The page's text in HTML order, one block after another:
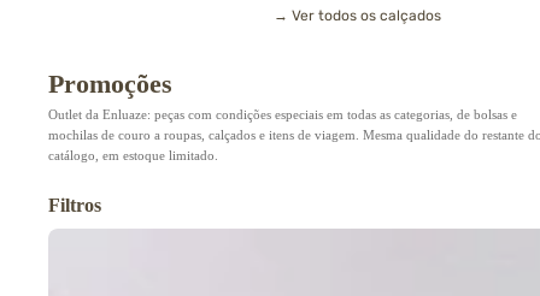
→ Ver todos os calçados
Promoções
Outlet da Enluaze: peças com condições especiais em todas as categorias, de bolsas e
mochilas de couro a roupas, calçados e itens de viagem. Mesma qualidade do restante
catálogo, em estoque limitado.
Filtros